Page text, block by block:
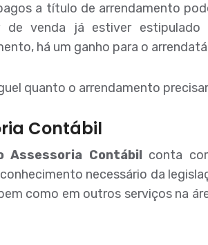
a título de arrendamento
de venda já estiver
há um ganho para o
quanto o arrendamento
Contábil
Assessoria Contábil conta
necessário da
como em outros serviços na